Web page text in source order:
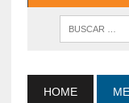
HOME